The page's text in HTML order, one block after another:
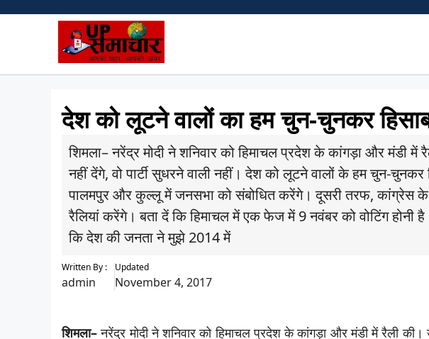
देश को लूटने वालों का हम चुन-चुनकर
शिमला– नरेंद्र मोदी ने शनिवार को हिमाचल प्रदेश के कांगड़ा और मंडी
नहीं देंगे, वो पार्टी सुधरने वाली नहीं। देश को लूटने वालों के हम चुन-चुनकर
पालमपुर और कुल्लू में जनसभा को संबोधित करेंगे। दूसरी तरफ, कांग्रेस के
रैलियां करेंगे। बता दें कि हिमाचल में एक फेज में 9 नवंबर को वोटिंग होनी
कि देश की जनता ने मुझे 2014 में
Written By :
admin
Updated
November 4, 2017
शिमला–नरेंद्र मोदी ने शनिवार को हिमाचल प्रदेश के कांगड़ा और मंडी में रैली